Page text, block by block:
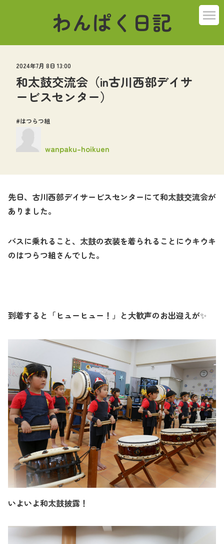
わんぱく日記
ばんび組
うさぎ組
くま組
2024年7月 8日 13:00
和太鼓交流会（in古川西部デイサ
ービスセンター）
はつらつ組
wanpaku-hoikuen
先日、古川西部デイサービスセンターにて和太鼓交流会が
ありました。
バスに乗れること、太鼓の衣装を着られることにウキウキ
のはつらつ組さんでした。
到着すると「ヒューヒュー！」と大歓声のお出迎えが✨
いよいよ和太鼓披露！